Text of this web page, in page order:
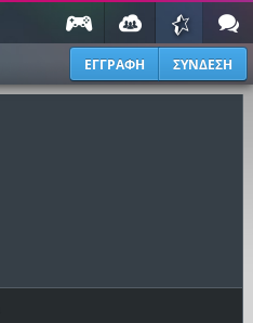
ΕΓΓΡΑΦΗ ΣΥΝΔΕΣΗ